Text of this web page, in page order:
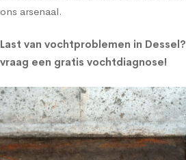
ons arsenaal.
Last van vochtproblemen in Dessel?
vraag een gratis vochtdiagnose!